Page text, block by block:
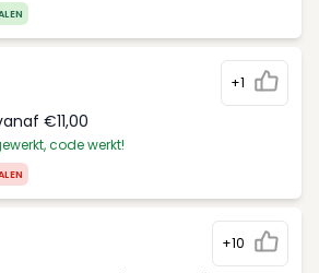
+1
€11,00
code werkt!
+10